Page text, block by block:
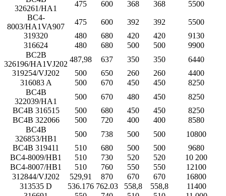
326261/HA1
475 600 368 368
5500
BC4-
8003/HA1VA907
475 600 392 392
5500
319320
480 680 420 420
9130
316624
480 680 500 500
9900
BC2B
326196/HA1VJ202
487,98 637 350 350
6440
319254/VJ202
500 650 260 260
4400
316083 A
500 670 450 450
8250
BC4B
322039/HA1
500 670 480 450
8250
BC4B 316515
500 680 450 450
8250
BC4B 322066
500 720 400 400
8580
BC4B
326853/HB1
500 738 500 500
10800
BC4B 319411
510 680 500 500
9680
BC4-8009/HB1
510 730 520 520
10 200
BC4-8007/HB1
510 760 550 550
12100
312844/VJ202
529,91 870 670 670
16800
313535 D
536.176 762.03 558,8 558,8
11400